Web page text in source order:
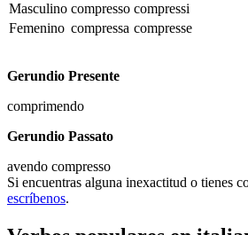
Masculino compresso compressi
Femenino compressa compresse
Gerundio Presente
comprimendo
Gerundio Passato
avendo compresso
Si encuentras alguna inexactitud o tienes
escríbenos.